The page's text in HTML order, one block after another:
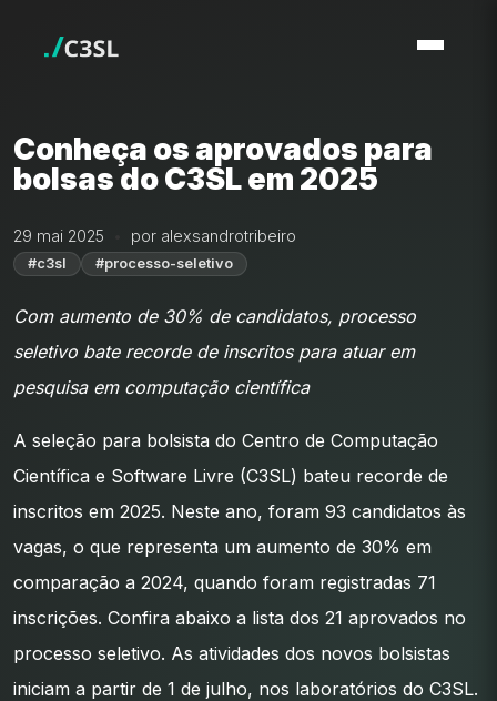
Conheça os aprovados para
bolsas do C3SL em 2025
29 mai 2025 por alexsandrotribeiro
#c3sl #processo-seletivo
Com aumento de 30% de candidatos, processo
seletivo bate recorde de inscritos para atuar em
pesquisa em computação científica
A seleção para bolsista do Centro de Computação
Científica e Software Livre (C3SL) bateu recorde de
inscritos em 2025. Neste ano, foram 93 candidatos às
vagas, o que representa um aumento de 30% em
comparação a 2024, quando foram registradas 71
inscrições. Confira abaixo a lista dos 21 aprovados no
processo seletivo. As atividades dos novos bolsistas
iniciam a partir de 1 de julho, nos laboratórios do C3SL.